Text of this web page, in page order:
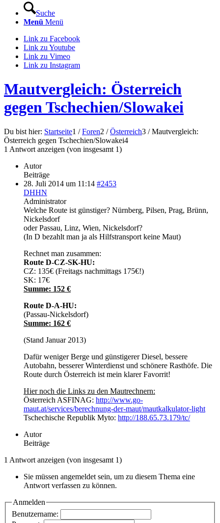
Suche
Menü Menü
Link zu Facebook
Link zu Youtube
Link zu Vimeo
Link zu Instagram
Mautvergleich: Österreich
gegen Tschechien/Slowakei
Du bist hier: Startseite1 / Foren2 / Österreich3 / Mautvergleich:
Österreich gegen Tschechien/Slowakei4
1 Antwort anzeigen (von insgesamt 1)
Autor
Beiträge
28. Juli 2014 um 11:14 #2453
DHHN
Administrator
Welche Route ist günstiger? Nürnberg, Pilsen, Prag, Brünn,
Nickelsdorf
oder Passau, Linz, Wien, Nickelsdorf?
(In D bezahlt man ja als Hilfstransport keine Maut)
Rechnet man zusammen:
Route D-CZ-SK-HU:
CZ: 135€ (Freitags nachmittags 175€!)
SK: 17€
Summe: 152 €
Route D-A-HU:
(Passau-Nickelsdorf)
Summe: 162 €
(Stand Januar 2013)
Dafür weniger Berge und günstigerer Diesel, bessere
Autobahn, besserer Winterdienst und schönere Rasthöfe. Die
Route durch Österreich ist mein klarer Favorrit!
Hier noch die Links zu den Mautrechnern:
Österreich ASFINAG: http://www.go-
maut.at/services/berechnung-der-maut/mautkalkulator-light
Tschechische Republik Myto: http://188.65.73.179/tc/
Autor
Beiträge
1 Antwort anzeigen (von insgesamt 1)
Sie müssen angemeldet sein, um zu diesem Thema eine
Antwort verfassen zu können.
Anmelden
Benutzername: